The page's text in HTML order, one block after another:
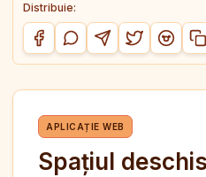
Distribuie:
Distribuie pe Facebook
Distribuie pe WhatsApp
Distribuie pe
Distribuie pe
APLICAȚIE WEB
Spațiul